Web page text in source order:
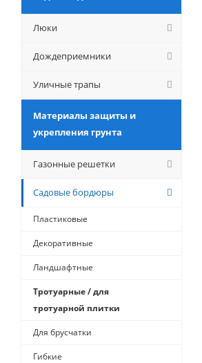
Люки
Дождеприемники
Уличные трапы
Материалы защиты и
укрепления грунта
Газонные решетки
Садовые бордюры
Пластиковые
Декоративные
Ландшафтные
Тротуарные / для
тротуарной плитки
Для брусчатки
Гибкие